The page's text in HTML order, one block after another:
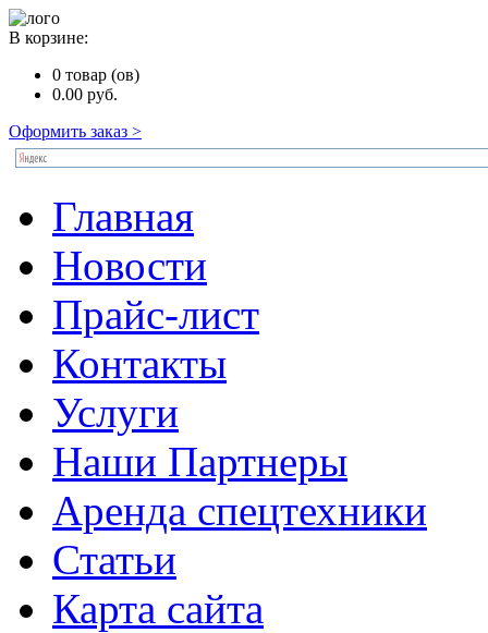
В корзине:
0 товар (ов)
0.00 руб.
Оформить заказ >
Главная
Новости
Прайс-лист
Контакты
Услуги
Наши Партнеры
Аренда спецтехники
Статьи
Карта сайта